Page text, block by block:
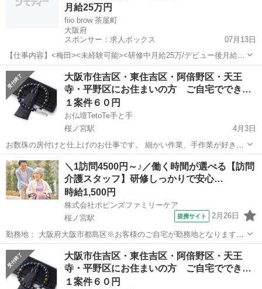
月給25万円
fiio brow 茶屋町
大阪府
スポンサー：求人ボックス
07月13日
【仕事内容】<梅田><未経験可能><研修中月給25万/デビュー後月給26
万><完全週休2日制&有給休暇><実働8時間><社会保険完備>アイブロ
ウをメインにまつ毛パーマも取り入れる人気サロン!研修体制が整い好
条件で勤務が出来る会社で...
正社員 / アルバイト・パート
大阪市住吉区・東住吉区・阿倍野区・天王
寺・平野区にお住まいの方 ご自宅ででき
る…
１案件６０円
お仏壇TetoTe手と手
桜ノ宮駅
4月3日
お数珠の房付けと仕上げのお仕事です。 細かい作業、手作業が好きな
方におすすめです。
大阪 大阪市 桜ノ宮駅 その他 東住吉区
＼1訪問4500円～♪／働く時間が選べる【訪問
介護スタッフ】研修しっかりで安心…
時給1,500円
株式会社ポピンズファミリーケア
桜ノ宮駅
提携サイト 2月26日
勤務地： 大阪府大阪市都島区※お客様のご自宅が勤務地となります
（応相談）お客様のご自宅が勤務地となります。 ★応募のタイミング
によりご案内できる勤務地が異なります。 ★働き方や担当先は、ご一
緒に相談しながら決めていきます。...
大阪 桜ノ宮駅 介護
大阪市住吉区・東住吉区・阿倍野区・天王
寺・平野区にお住まいの方 ご自宅ででき
る…
１案件６０円